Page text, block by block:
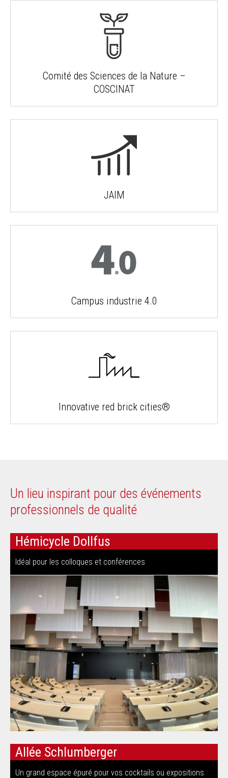
Comité des Sciences de la Nature –
COSCINAT
JAIM
Campus industrie 4.0
Innovative red brick cities®
Un lieu inspirant pour des événements
professionnels de qualité
Hémicycle Dollfus
Idéal pour les colloques et conférences
Allée Schlumberger
Un grand espace épuré pour vos cocktails ou expositions